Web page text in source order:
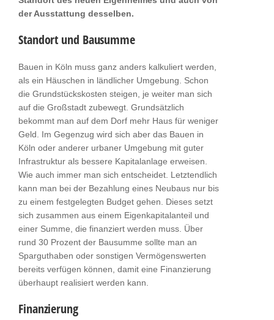
der Ausstattung desselben.
Standort und Bausumme
Bauen in Köln muss ganz anders kalkuliert werden,
als ein Häuschen in ländlicher Umgebung. Schon
die Grundstückskosten steigen, je weiter man sich
auf die Großstadt zubewegt. Grundsätzlich
bekommt man auf dem Dorf mehr Haus für weniger
Geld. Im Gegenzug wird sich aber das Bauen in
Köln oder anderer urbaner Umgebung mit guter
Infrastruktur als bessere Kapitalanlage erweisen.
Wie auch immer man sich entscheidet. Letztendlich
kann man bei der Bezahlung eines Neubaus nur bis
zu einem festgelegten Budget gehen. Dieses setzt
sich zusammen aus einem Eigenkapitalanteil und
einer Summe, die finanziert werden muss. Über
rund 30 Prozent der Bausumme sollte man an
Sparguthaben oder sonstigen Vermögenswerten
bereits verfügen können, damit eine Finanzierung
überhaupt realisiert werden kann.
Finanzierung